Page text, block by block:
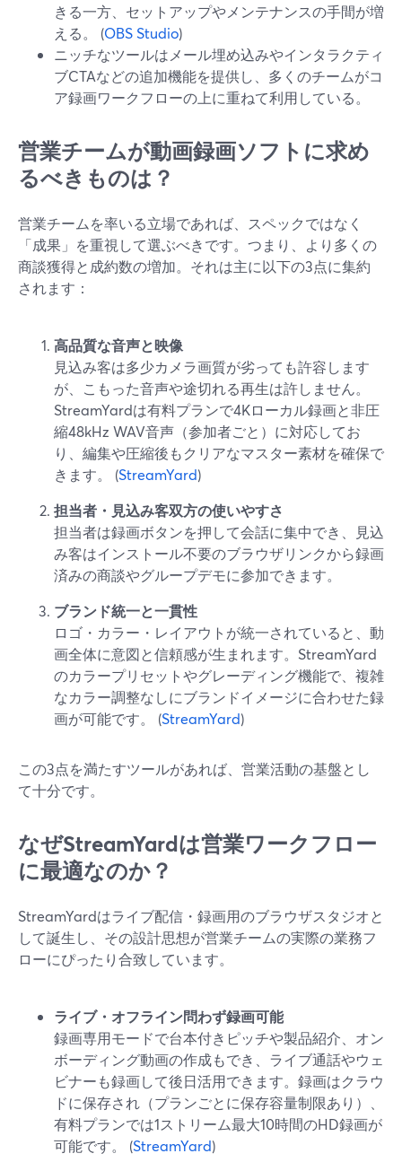
きる一方、セットアップやメンテナンスの手間が増
える。 (OBS Studio)
ニッチなツールはメール埋め込みやインタラクティ
ブCTAなどの追加機能を提供し、多くのチームがコ
ア録画ワークフローの上に重ねて利用している。
営業チームが動画録画ソフトに求め
るべきものは？
営業チームを率いる立場であれば、スペックではなく
「成果」を重視して選ぶべきです。つまり、より多くの
商談獲得と成約数の増加。それは主に以下の3点に集約
されます：
高品質な音声と映像
見込み客は多少カメラ画質が劣っても許容します
が、こもった音声や途切れる再生は許しません。
StreamYardは有料プランで4Kローカル録画と非圧
縮48kHz WAV音声（参加者ごと）に対応してお
り、編集や圧縮後もクリアなマスター素材を確保で
きます。 (StreamYard)
担当者・見込み客双方の使いやすさ
担当者は録画ボタンを押して会話に集中でき、見込
み客はインストール不要のブラウザリンクから録画
済みの商談やグループデモに参加できます。
ブランド統一と一貫性
ロゴ・カラー・レイアウトが統一されていると、動
画全体に意図と信頼感が生まれます。StreamYard
のカラープリセットやグレーディング機能で、複雑
なカラー調整なしにブランドイメージに合わせた録
画が可能です。 (StreamYard)
この3点を満たすツールがあれば、営業活動の基盤とし
て十分です。
なぜStreamYardは営業ワークフロー
に最適なのか？
StreamYardはライブ配信・録画用のブラウザスタジオと
して誕生し、その設計思想が営業チームの実際の業務フ
ローにぴったり合致しています。
ライブ・オフライン問わず録画可能
録画専用モードで台本付きピッチや製品紹介、オン
ボーディング動画の作成もでき、ライブ通話やウェ
ビナーも録画して後日活用できます。録画はクラウ
ドに保存され（プランごとに保存容量制限あり）、
有料プランでは1ストリーム最大10時間のHD録画が
可能です。 (StreamYard)